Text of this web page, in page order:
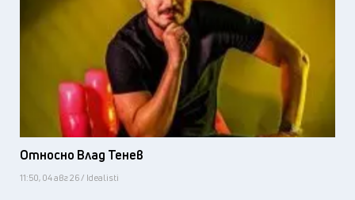
Относно Влад Тенев
11:50, 04 авг 26 / Idealisti